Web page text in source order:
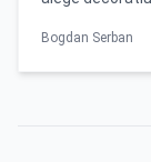
Bogdan Serban